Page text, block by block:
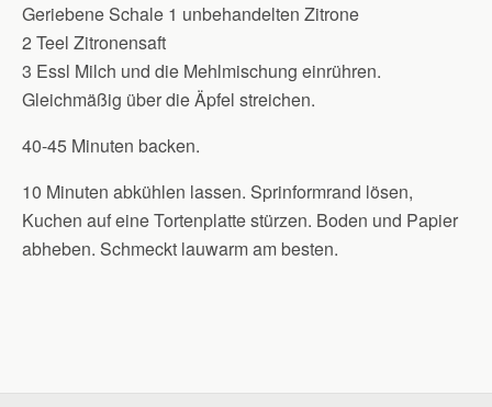
Geriebene Schale 1 unbehandelten Zitrone
2 Teel Zitronensaft
3 Essl Milch und die Mehlmischung einrühren.
Gleichmäßig über die Äpfel streichen.
40-45 Minuten backen.
10 Minuten abkühlen lassen. Sprinformrand lösen,
Kuchen auf eine Tortenplatte stürzen. Boden und Papier
abheben. Schmeckt lauwarm am besten.